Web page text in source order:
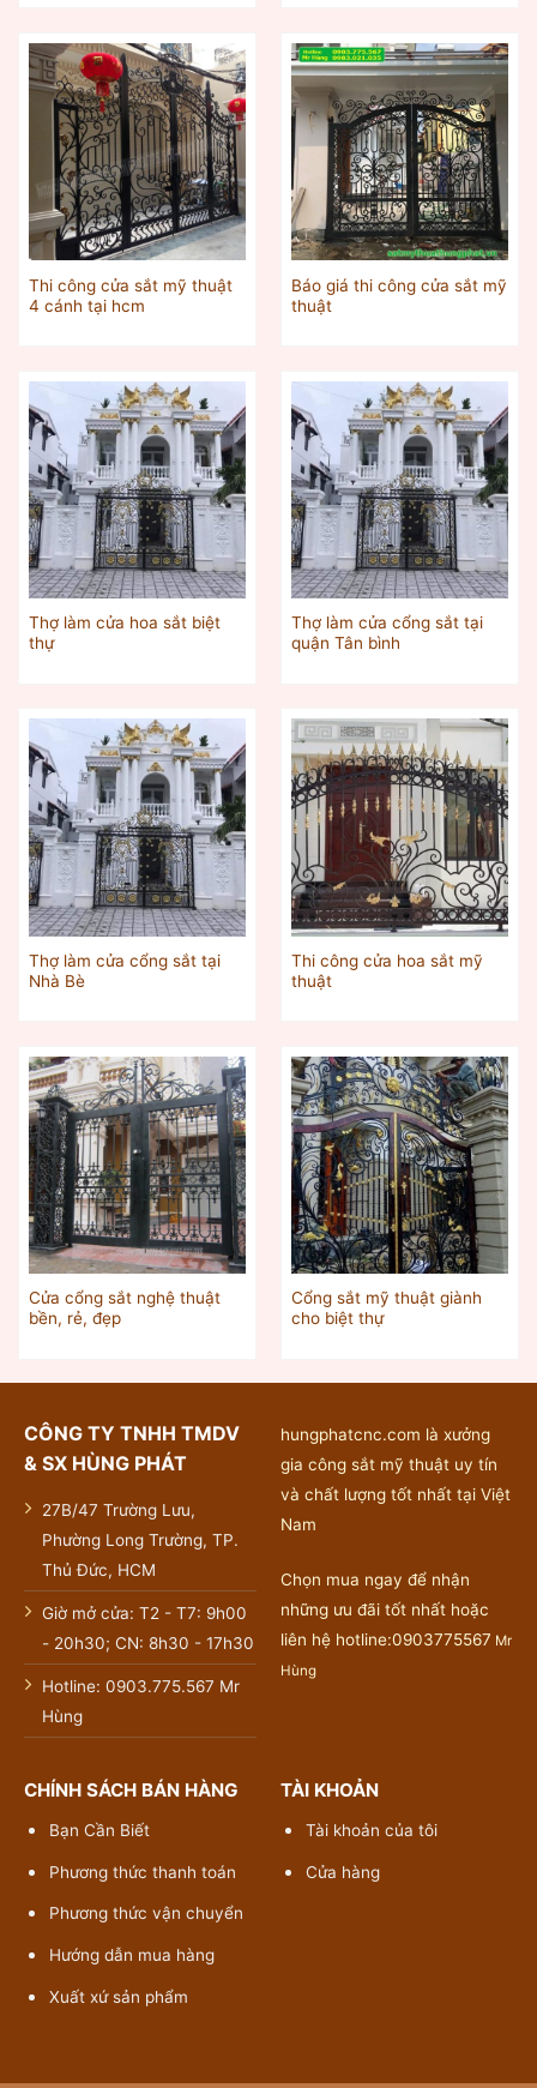
Thi công cửa sắt mỹ thuật
4 cánh tại hcm
Báo giá thi công cửa sắt mỹ
thuật
Thợ làm cửa hoa sắt biệt
thự
Thợ làm cửa cổng sắt tại
quận Tân bình
Thợ làm cửa cổng sắt tại
Nhà Bè
Thi công cửa hoa sắt mỹ
thuật
Cửa cổng sắt nghệ thuật
bền, rẻ, đẹp
Cổng sắt mỹ thuật giành
cho biệt thự
CÔNG TY TNHH TMDV
& SX HÙNG PHÁT
27B/47 Trường Lưu,
Phường Long Trường, TP.
Thủ Đức, HCM
Giờ mở cửa: T2 - T7: 9h00
- 20h30; CN: 8h30 - 17h30
Hotline: 0903.775.567 Mr
Hùng
hungphatcnc.com là xưởng
gia công sắt mỹ thuật uy tín
và chất lượng tốt nhất tại Việt
Nam
Chọn mua ngay để nhận
những ưu đãi tốt nhất hoặc
liên hệ hotline:0903775567 Mr
Hùng
CHÍNH SÁCH BÁN HÀNG
Bạn Cần Biết
Phương thức thanh toán
Phương thức vận chuyển
Hướng dẫn mua hàng
Xuất xứ sản phẩm
TÀI KHOẢN
Tài khoản của tôi
Cửa hàng